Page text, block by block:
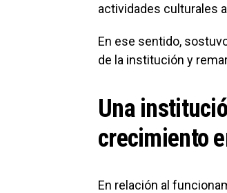
actividades culturales
En ese sentido,
de la institución y
Una
crecimiento
En relación al